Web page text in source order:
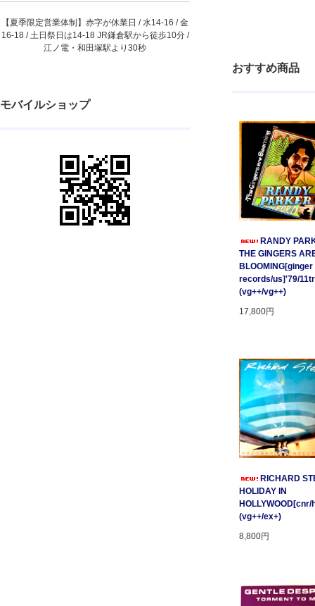
【夏季限定営業体制】赤字が休業日 / 水14-16 / 金
16-18 / 土日祭日は14-18 JR鎌倉駅から徒歩10分 /
江ノ電・和田塚駅より30秒
モバイルショップ
おすすめ商品
RANDY
THE GINGERS
BLOOMING[ginger
records/us]'79/
(vg++/vg++)
17,800円
RICHARD
HOLIDAY IN
(vg++/ex+)
8,800円